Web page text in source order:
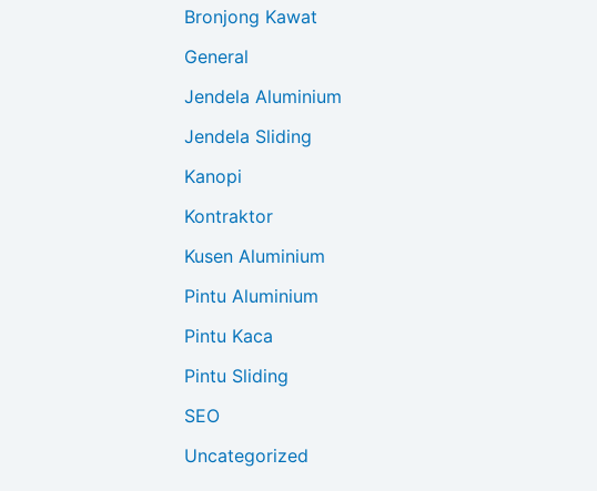
Bronjong Kawat
General
Jendela Aluminium
Jendela Sliding
Kanopi
Kontraktor
Kusen Aluminium
Pintu Aluminium
Pintu Kaca
Pintu Sliding
SEO
Uncategorized